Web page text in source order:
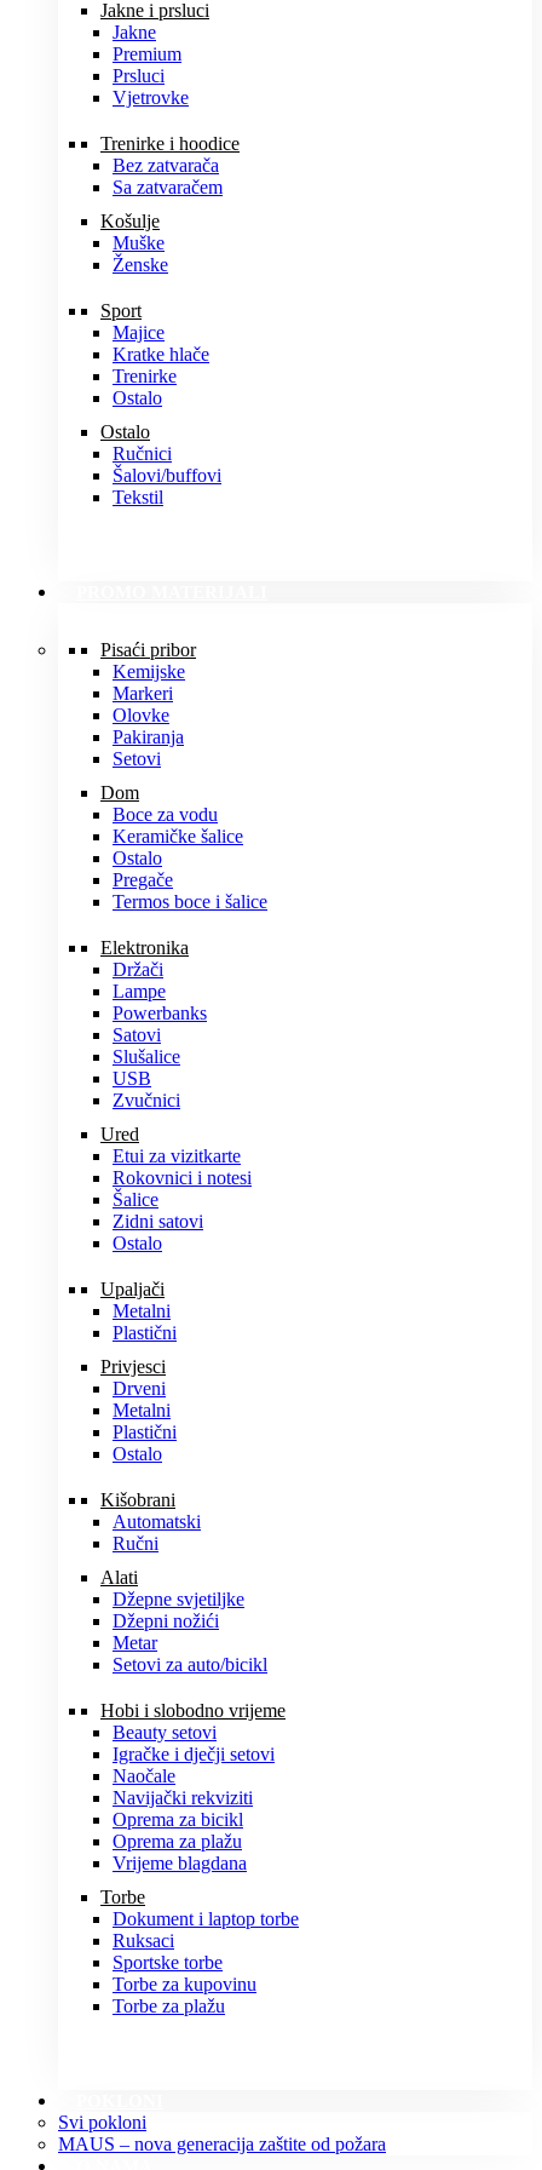
Jakne i prsluci
Jakne
Premium
Prsluci
Vjetrovke
Trenirke i hoodice
Bez zatvarača
Sa zatvaračem
Košulje
Muške
Ženske
Sport
Majice
Kratke hlače
Trenirke
Ostalo
Ostalo
Ručnici
Šalovi/buffovi
Tekstil
Pisaći pribor
Kemijske
Markeri
Olovke
Pakiranja
Setovi
Dom
Boce za vodu
Keramičke šalice
Ostalo
Pregače
Termos boce i šalice
Elektronika
Držači
Lampe
Powerbanks
Satovi
Slušalice
USB
Zvučnici
Ured
Etui za vizitkarte
Rokovnici i notesi
Šalice
Zidni satovi
Ostalo
Upaljači
Metalni
Plastični
Privjesci
Drveni
Metalni
Plastični
Ostalo
Kišobrani
Automatski
Ručni
Alati
Džepne svjetiljke
Džepni nožići
Metar
Setovi za auto/bicikl
Hobi i slobodno vrijeme
Beauty setovi
Igračke i dječji setovi
Naočale
Navijački rekviziti
Oprema za bicikl
Oprema za plažu
Vrijeme blagdana
Torbe
Dokument i laptop torbe
Ruksaci
Sportske torbe
Torbe za kupovinu
Torbe za plažu
Svi pokloni
MAUS – nova generacija zaštite od požara